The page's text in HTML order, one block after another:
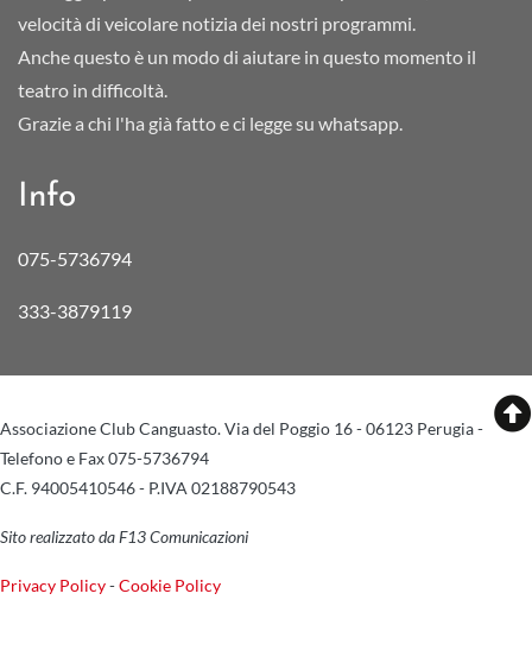
velocità di veicolare notizia dei nostri programmi.
Anche questo è un modo di aiutare in questo momento il
teatro in difficoltà.
Grazie a chi l'ha già fatto e ci legge su whatsapp.
Info
075-5736794
333-3879119
Associazione Club Canguasto. Via del Poggio 16 - 06123 Perugia -
Telefono e Fax 075-5736794
C.F. 94005410546 - P.IVA 02188790543
Sito realizzato da F13 Comunicazioni
Privacy Policy-Cookie Policy